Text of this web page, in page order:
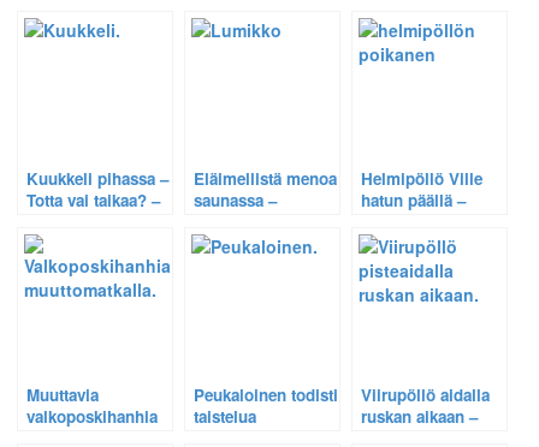
Kuukkeli pihassa –
Totta vai taikaa? –
vuodelta 2008.
Eläimellistä menoa
saunassa –
Arkiston Helmi, v.
Helmipöllö Ville
hatun päällä –
helmi, v. 2005.
Muuttavia
valkoposkihanhia
Peukaloinen todisti
taistelua
Viirupöllö aidalla
ruskan aikaan –